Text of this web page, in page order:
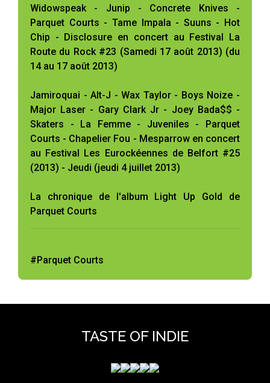
Widowspeak - Junip - Concrete Knives -
Parquet Courts - Tame Impala - Suuns - Hot
Chip - Disclosure en concert au Festival La
Route du Rock #23 (Samedi 17 août 2013) (du
14 au 17 août 2013)
Jamiroquai - Alt-J - Wax Taylor - Boys Noize -
Major Laser - Gary Clark Jr - Joey Bada$$ -
Skaters - La Femme - Juveniles - Parquet
Courts - Chapelier Fou - Mesparrow en concert
au Festival Les Eurockéennes de Belfort #25
(2013) - Jeudi (jeudi 4 juillet 2013)
La chronique de l'album Light Up Gold de
Parquet Courts
#Parquet Courts
TASTE OF INDIE